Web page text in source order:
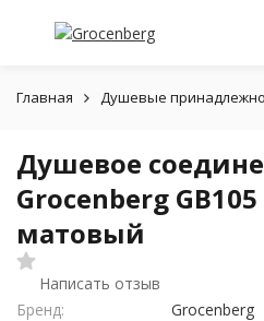
Главная Душевые
Душевое
Grocenberg
матовый
Написать отзыв
Бренд:
Grocenberg